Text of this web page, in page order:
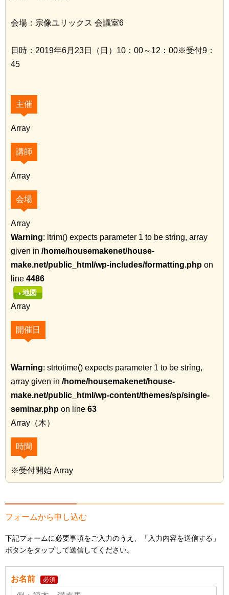
会場：宗像ユリックス 会議室6
日時：2019年6月23日（日）10：00～12：00※受付9：
45
主催
Array
講師
Array
会場
Array
Warning: ltrim() expects parameter 1 to be string, array
given in /home/housemakenet/house-
make.net/public_html/wp-includes/formatting.php on
line 4486
地図
Array
開催日
Warning: strtotime() expects parameter 1 to be string,
array given in /home/housemakenet/house-
make.net/public_html/wp-content/themes/sp/single-
seminar.php on line 63
Array（木）
時間
※受付開始 Array
フォームから申し込む
下記フォームに必要事項をご入力のうえ、「入力内容を送信する」
ボタンをタップして送信してください。
お名前 必須